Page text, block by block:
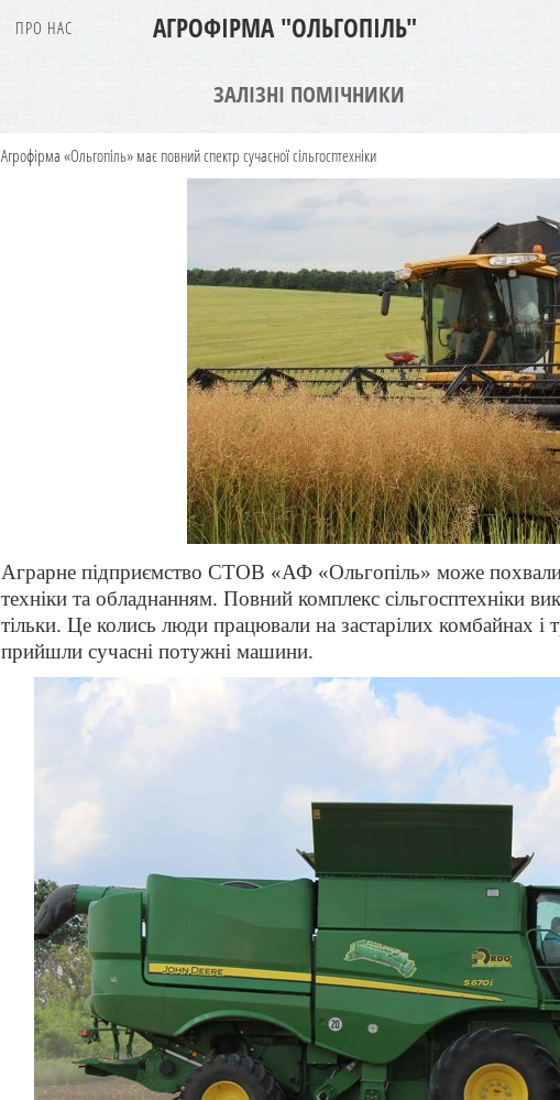
АГРОФІРМА "ОЛЬГОПІЛЬ"
ПРО НАС
ЗАЛІЗНІ ПОМІЧНИКИ
Агрофірма «Ольгопіль» має повний спектр сучасної сільгосптехніки
Аграрне підприємство СТОВ «АФ «Ольгопіль» може
техніки та обладнанням. Повний комплекс сільгосптехніки
тільки. Це колись люди працювали на застарілих комбайнах
прийшли сучасні потужні машини.